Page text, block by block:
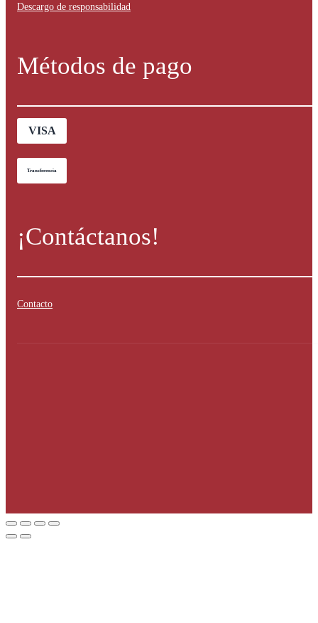
Descargo de responsabilidad
Métodos de pago
VISA
Transferencia
¡Contáctanos!
Contacto